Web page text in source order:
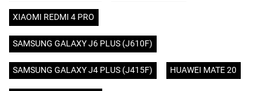
XIAOMI REDMI 4 PRO
SAMSUNG GALAXY J6 PLUS (J610F)
SAMSUNG GALAXY J4 PLUS (J415F) HUAWEI MATE 20